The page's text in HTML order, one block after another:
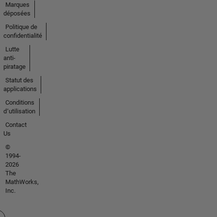
Marques
déposées
Politique de
confidentialité
Lutte
anti-
piratage
Statut des
applications
Conditions
d՚utilisation
Contact
Us
©
1994-
2026
The
MathWorks,
Inc.